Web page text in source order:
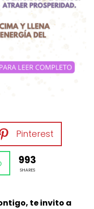
Pinterest
993
SHARES
te invito a